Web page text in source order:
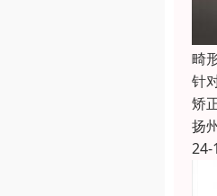
畸
针
矫
扬
24-